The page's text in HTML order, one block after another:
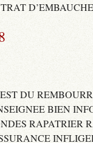
DU
BIEN
RAPATRIER